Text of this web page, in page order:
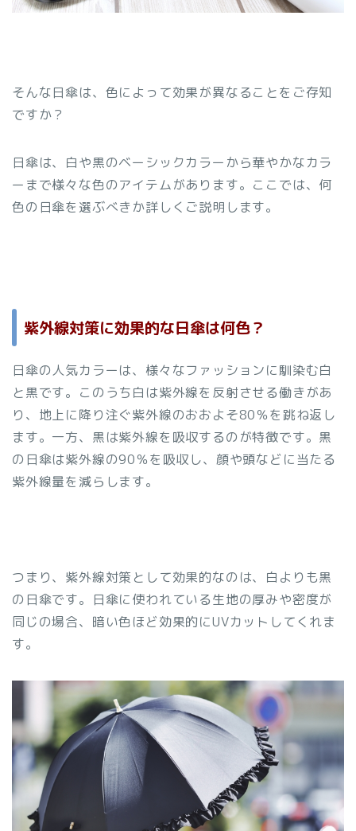
そんな日傘は、色によって効果が異なることをご存知
ですか？
日傘は、白や黒のベーシックカラーから華やかなカラ
ーまで様々な色のアイテムがあります。ここでは、何
色の日傘を選ぶべきか詳しくご説明します。
紫外線対策に効果的な日傘は何色？
日傘の人気カラーは、様々なファッションに馴染む白
と黒です。このうち白は紫外線を反射させる働きがあ
り、地上に降り注ぐ紫外線のおおよそ80％を跳ね返し
ます。一方、黒は紫外線を吸収するのが特徴です。黒
の日傘は紫外線の90％を吸収し、顔や頭などに当たる
紫外線量を減らします。
つまり、紫外線対策として効果的なのは、白よりも黒
の日傘です。日傘に使われている生地の厚みや密度が
同じの場合、暗い色ほど効果的にUVカットしてくれま
す。